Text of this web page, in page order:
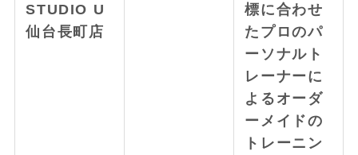
STUDIO U
仙台長町店
標に合わせ
たプロのパ
ーソナルト
レーナーに
よるオーダ
ーメイドの
トレーニン